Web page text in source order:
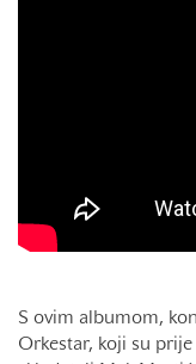
S ovim albumom,
Orkestar, koji su